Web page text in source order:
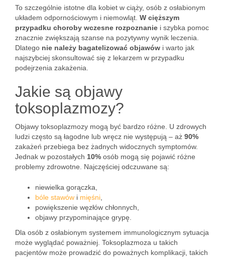
To szczególnie istotne dla kobiet w ciąży, osób z osłabionym
układem odpornościowym i niemowląt. W cięższym
przypadku choroby wczesne rozpoznanie i szybka pomoc
znacznie zwiększają szanse na pozytywny wynik leczenia.
Dlatego nie należy bagatelizować objawów i warto jak
najszybciej skonsultować się z lekarzem w przypadku
podejrzenia zakażenia.
Jakie są objawy
toksoplazmozy?
Objawy toksoplazmozy mogą być bardzo różne. U zdrowych
ludzi często są łagodne lub wręcz nie występują – aż 90%
zakażeń przebiega bez żadnych widocznych symptomów.
Jednak w pozostałych 10% osób mogą się pojawić różne
problemy zdrowotne. Najczęściej odczuwane są:
niewielka gorączka,
bóle stawów i mięśni
powiększenie węzłów chłonnych,
objawy przypominające grypę.
Dla osób z osłabionym systemem immunologicznym sytuacja
może wyglądać poważniej. Toksoplazmoza u takich
pacjentów może prowadzić do poważnych komplikacji, takich